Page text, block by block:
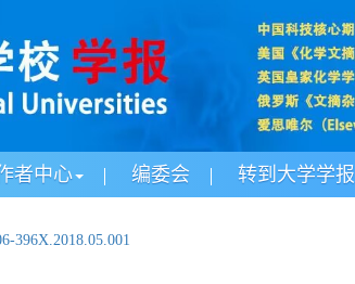
者中心 编委会 转到大学学报
396X.2018.05.001